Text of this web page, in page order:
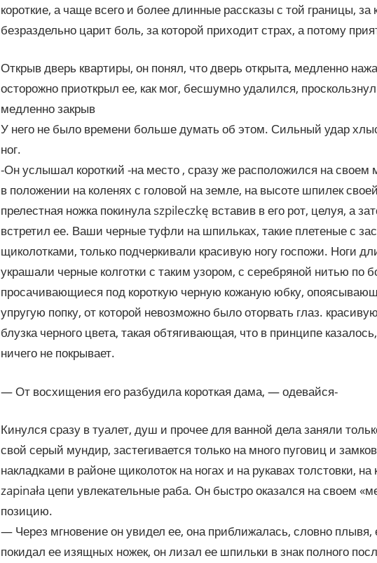
короткие, а чаще всего и более длинные рассказы с той границы, за
безраздельно царит боль, за которой приходит страх, а потому
Открыв дверь квартиры, он понял, что дверь открыта, медленно
осторожно приоткрыл ее, как мог, бесшумно удалился,
медленно закрыв
У него не было времени больше думать об этом. Сильный удар
ног.
-Он услышал короткий -на место , сразу же расположился на своем
в положении на коленях с головой на земле, на высоте шпилек
прелестная ножка покинула szpileczkę вставив в его рот, целуя, а
встретил ее. Ваши черные туфли на шпильках, такие плетеные с
щиколотками, только подчеркивали красивую ногу госпожи. Ноги
украшали черные колготки с таким узором, с серебряной нитью по
просачивающиеся под короткую черную кожаную юбку,
упругую попку, от которой невозможно было оторвать глаз.
блузка черного цвета, такая обтягивающая, что в принципе
ничего не покрывает.
— От восхищения его разбудила короткая дама, — одевайся-
Кинулся сразу в туалет, душ и прочее для ванной дела заняли
свой серый мундир, застегивается только на много пуговиц и
накладками в районе щиколоток на ногах и на рукавах толстовки,
zapinała цепи увлекательные раба. Он быстро оказался на своем
позицию.
— Через мгновение он увидел ее, она приближалась, словно плывя,
покидал ее изящных ножек, он лизал ее шпильки в знак полного